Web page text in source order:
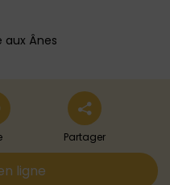
aux Ânes
Partager
ligne